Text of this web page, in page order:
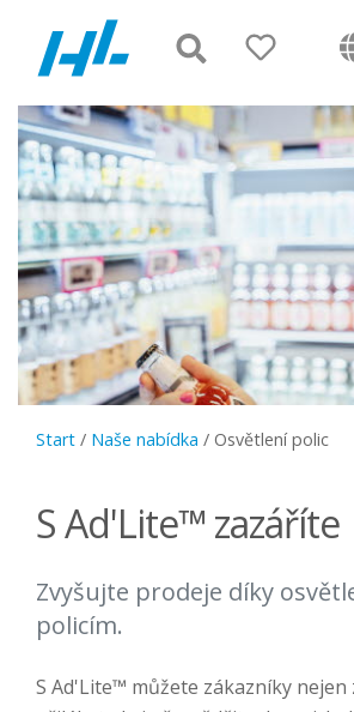
Start / Naše nabídka / Osvětlení polic
S Ad'Lite™ zazáříte
Zvyšujte prodeje díky
policím.
S Ad'Lite™ můžete zákazníky nejen